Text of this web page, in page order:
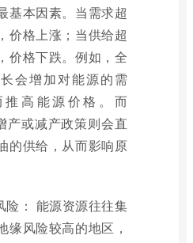
基本因素。当需求超
价格上涨；当供给超
价格下跌。例如，全
会增加对能源的需
推高能源价格。而
产或减产政策则会直
的供给，从而影响原
险： 能源资源往往集
缘风险较高的地区，